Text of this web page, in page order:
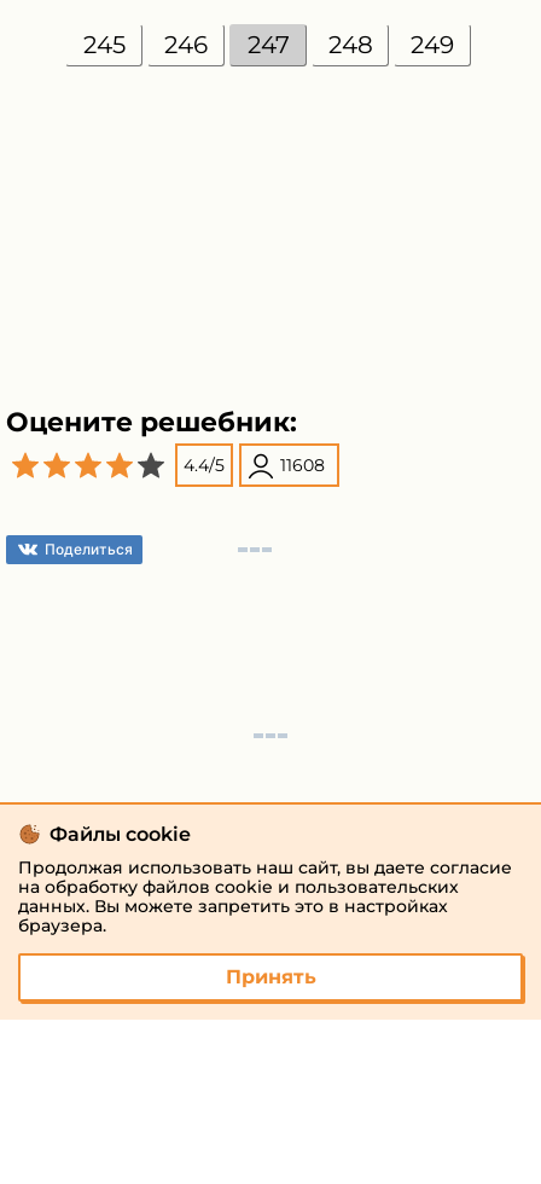
245 246 247 248 249
Оцените решебник:
4.4/5 11608
Поделиться
Файлы cookie
Продолжая использовать наш сайт, вы даете согласие
на обработку файлов cookie и пользовательских
данных. Вы можете запретить это в настройках
браузера.
Принять